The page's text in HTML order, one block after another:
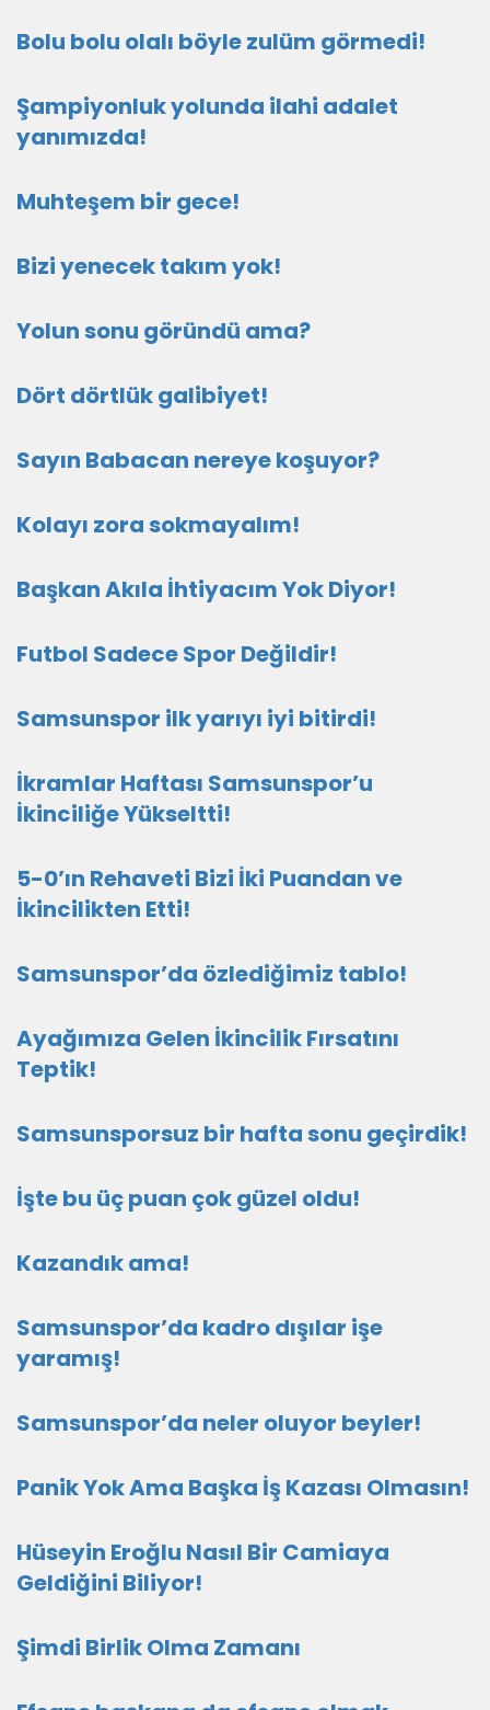
Bolu bolu olalı böyle zulüm görmedi!
Şampiyonluk yolunda ilahi adalet
yanımızda!
Muhteşem bir gece!
Bizi yenecek takım yok!
Yolun sonu göründü ama?
Dört dörtlük galibiyet!
Sayın Babacan nereye koşuyor?
Kolayı zora sokmayalım!
Başkan Akıla İhtiyacım Yok Diyor!
Futbol Sadece Spor Değildir!
Samsunspor ilk yarıyı iyi bitirdi!
İkramlar Haftası Samsunspor’u
İkinciliğe Yükseltti!
5-0’ın Rehaveti Bizi İki Puandan ve
İkincilikten Etti!
Samsunspor’da özlediğimiz tablo!
Ayağımıza Gelen İkincilik Fırsatını
Teptik!
Samsunsporsuz bir hafta sonu geçirdik!
İşte bu üç puan çok güzel oldu!
Kazandık ama!
Samsunspor’da kadro dışılar işe
yaramış!
Samsunspor’da neler oluyor beyler!
Panik Yok Ama Başka İş Kazası Olmasın!
Hüseyin Eroğlu Nasıl Bir Camiaya
Geldiğini Biliyor!
Şimdi Birlik Olma Zamanı